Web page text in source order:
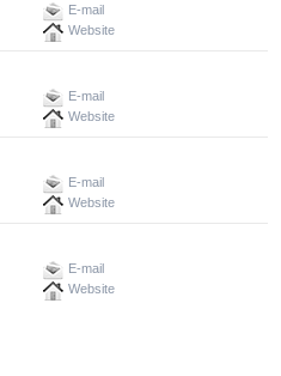
E-mail
Website
E-mail
Website
E-mail
Website
E-mail
Website